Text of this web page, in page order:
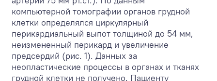
компьютерной томографии органов грудной
клетки определялся циркулярный
перикардиальный выпот толщиной до 54 мм,
неизмененный перикард и увеличение
предсердий (рис. 1). Данных за
неопластические процессы в органах и тканях
грудной клетки не получено. Пациенту